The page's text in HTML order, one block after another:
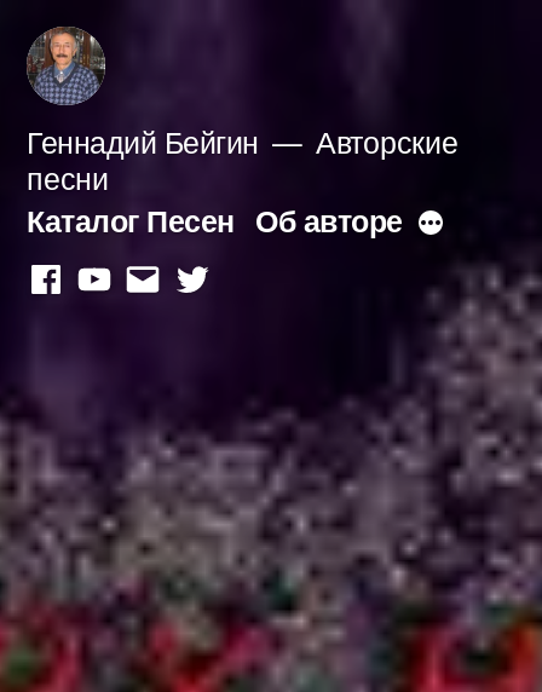
Перейти
содержимому
Геннадий Бейгин
Авторские
песни
Каталог Песен Об авторе Больше
facebook
youtube
mail twitter